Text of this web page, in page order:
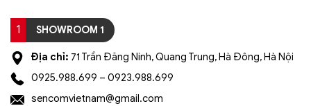
1 SHOWROOM 1
Địa chỉ: 71 Trần Đăng Ninh, Quang Trung, Hà Đông, Hà Nội
0925.988.699 – 0923.988.699
sencomvietnam@gmail.com